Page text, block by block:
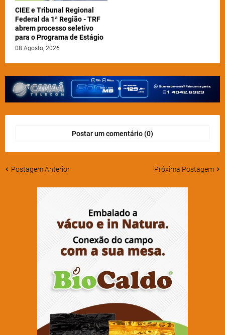
CIEE e Tribunal Regional
Federal da 1ª Região - TRF
abrem processo seletivo
para o Programa de Estágio
08 Agosto, 2026
Postar um comentário (0)
Postagem Anterior Próxima Postagem